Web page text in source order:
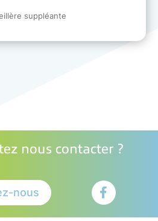
suppléante
nous contacter ?
nous